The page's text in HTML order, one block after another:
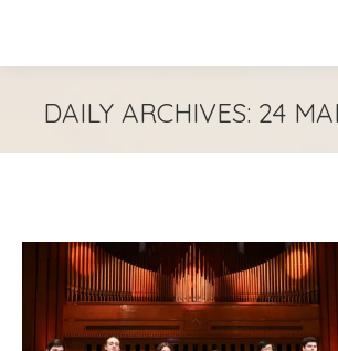
DAILY ARCHIVES: 24